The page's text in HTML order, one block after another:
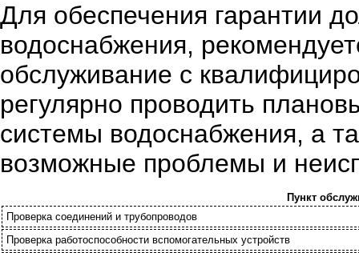
Для обеспечения гарантии
водоснабжения,
обслуживание с
регулярно проводить
системы водоснабжения, а
возможные проблемы и
Пункт
Проверка соединений и трубопроводов
Проверка работоспособности вспомогательных устройств